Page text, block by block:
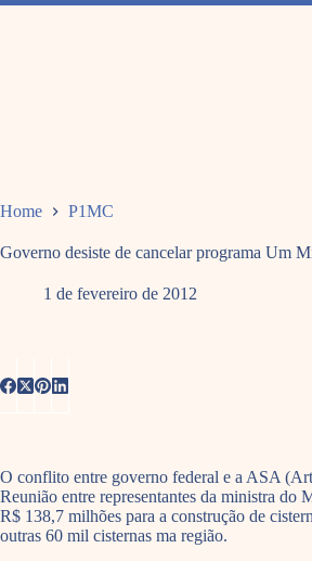
Pular
Home P1MC
Governo desiste de cancelar programa Um
1 de fevereiro de 2012
O conflito entre governo federal e a ASA
Reunião entre representantes da ministra
R$ 138,7 milhões para a construção de
outras 60 mil cisternas ma região.